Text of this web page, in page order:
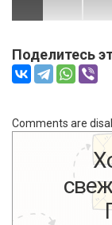
Поделитесь
Comments are